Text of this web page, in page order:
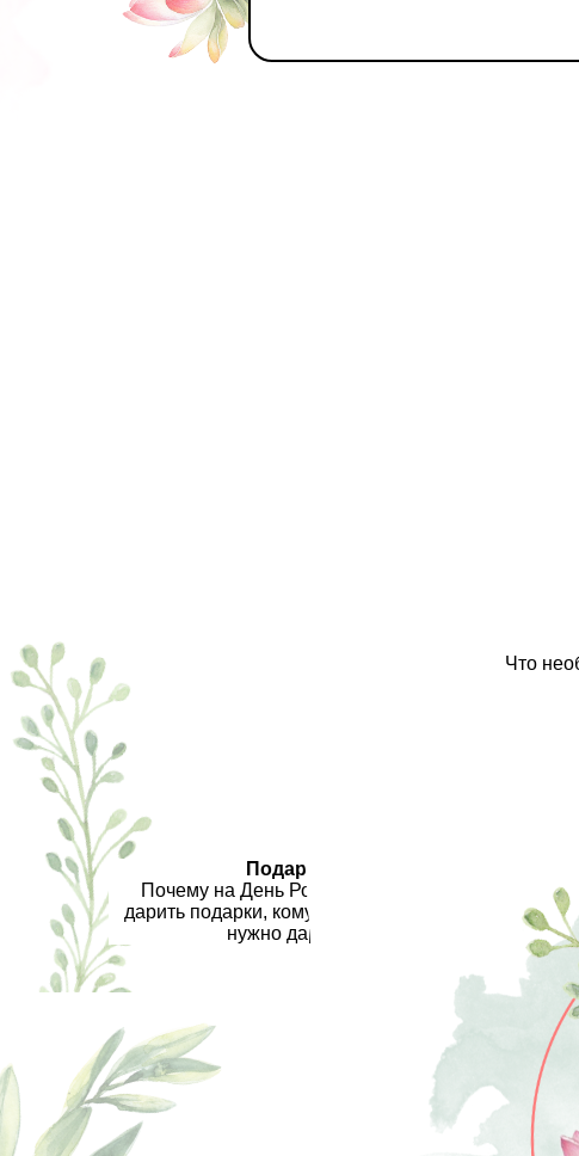
Подарки.
Почему на День Рождения важно
дарить подарки, кому их обязательно
нужно дарить.
Что